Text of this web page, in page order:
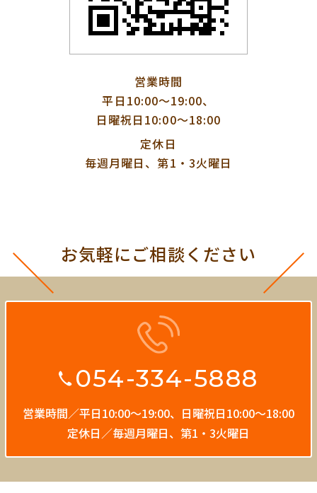
営業時間
平日10:00〜19:00、
日曜祝日10:00〜18:00
定休日
毎週月曜日、第1・3火曜日
お気軽にご相談ください
054-334-5888
営業時間／平日10:00〜19:00、 日曜祝日10:00〜18:00
定休日／毎週月曜日、第1・3火曜日